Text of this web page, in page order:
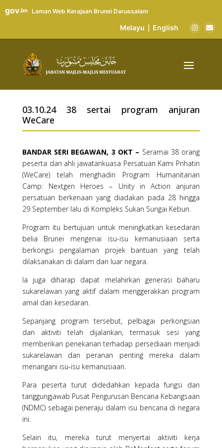
gov.bn Laman Web Kerajaan Brunei Darussalam
Melayu English
03.10.24 38 sertai program anjuran
WeCare
BANDAR SERI BEGAWAN, 3 OKT – Seramai 38 orang
peserta dan ahli jawatankuasa Persatuan Kami Prihatin
(WeCare) telah menghadiri Program Humanitarian
Camp: Nextgen Heroes – Unity in Action anjuran
persatuan berkenaan yang diadakan pada 28 hingga
29 September lalu di Kompleks Sukan Sungai Kebun.
Program itu bertujuan untuk meningkatkan kesedaran
belia Brunei mengenai isu-isu kemanusiaan serta
berkongsi pengalaman projek bantuan yang telah
dilaksanakan di dalam dan luar negara.
Ia juga diharap dapat melahirkan generasi baharu
sukarelawan yang aktif dalam menggerakkan program
amal dan kesedaran.
Sepanjang program tersebut, pelbagai perkongsian
dan aktiviti telah dijalankan, termasuk sesi yang
memberikan penekanan terhadap persediaan menjadi
sukarelawan dan peranan penting mereka dalam
menangani isu-isu kemanusiaan.
Para peserta turut didedahkan kepada fungsi dan
tanggungjawab Pusat Pengurusan Bencana Kebangsaan
(NDMC) sebagai peneraju dalam isu bencana di negara
ini.
Selain itu, mereka turut menyertai aktiviti kerja